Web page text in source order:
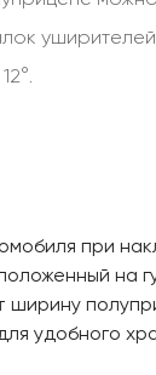
при
ширину
удобного